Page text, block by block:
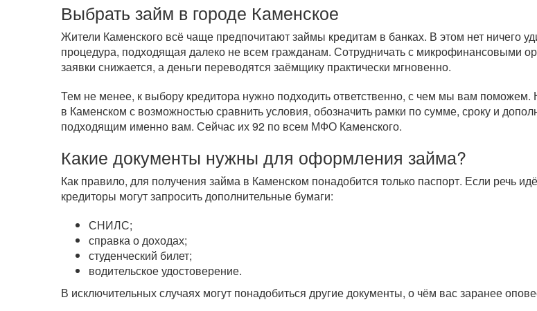
Выбрать займ в городе Каменское
Жители Каменского всё чаще предпочитают займы кредитам в банках. В этом нет ничего
процедура, подходящая далеко не всем гражданам. Сотрудничать с микрофинансовыми
заявки снижается, а деньги переводятся заёмщику практически мгновенно.
Тем не менее, к выбору кредитора нужно подходить ответственно, с чем мы вам
в Каменском с возможностью сравнить условия, обозначить рамки по сумме, сроку и
подходящим именно вам. Сейчас их 92 по всем МФО Каменского.
Какие документы нужны для оформления займа?
Как правило, для получения займа в Каменском понадобится только паспорт. Если речь
кредиторы могут запросить дополнительные бумаги:
СНИЛС;
справка о доходах;
студенческий билет;
водительское удостоверение.
В исключительных случаях могут понадобиться другие документы, о чём вас заранее